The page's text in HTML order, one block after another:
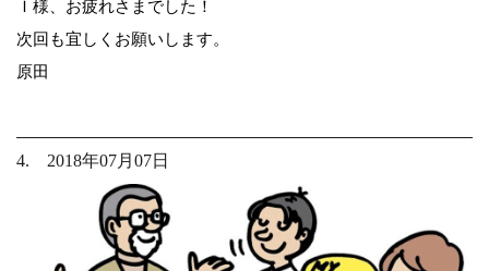
Ｉ様、お疲れさまでした！
次回も宜しくお願いします。
原田
4. 2018年07月07日